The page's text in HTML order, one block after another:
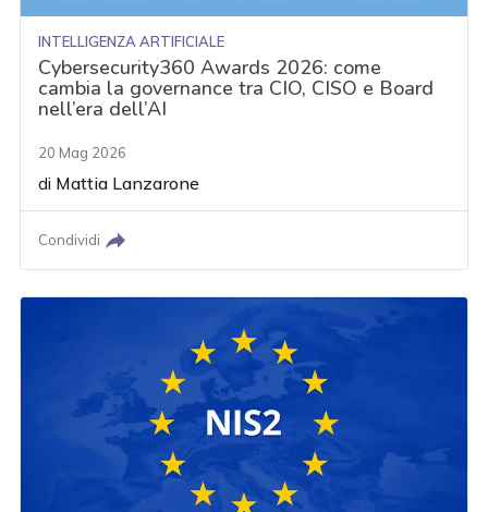
INTELLIGENZA ARTIFICIALE
Cybersecurity360 Awards 2026: come
cambia la governance tra CIO, CISO e Board
nell’era dell’AI
20 Mag 2026
di Mattia Lanzarone
Condividi